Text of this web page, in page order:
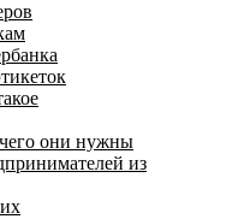
они нужны
из